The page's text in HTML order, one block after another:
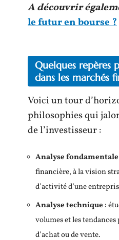
A découvrir
le futur en bourse ?
Quelques repères
dans les marchés
Voici un tour
philosophies qui
de l’investisseur :
Analyse fondamentale
financière, à la vision
d’activité d’une
Analyse technique :
volumes et les
d’achat ou de vente.